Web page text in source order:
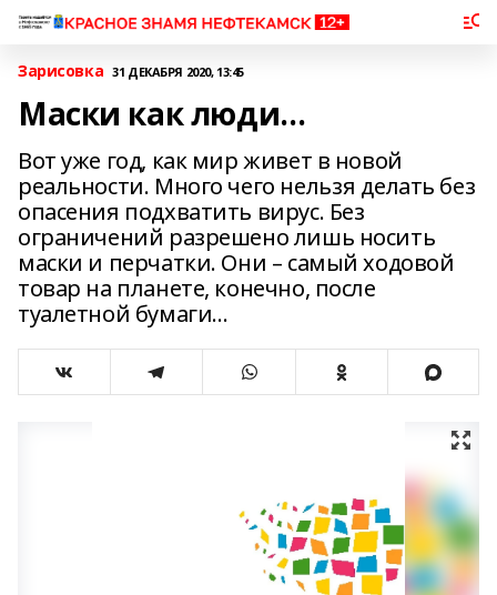
Зарисовка 31 ДЕКАБРЯ 2020, 13:45
Маски как люди…
Вот уже год, как мир живет в новой
реальности. Много чего нельзя делать без
опасения подхватить вирус. Без
ограничений разрешено лишь носить
маски и перчатки. Они – самый ходовой
товар на планете, конечно, после
туалетной бумаги…